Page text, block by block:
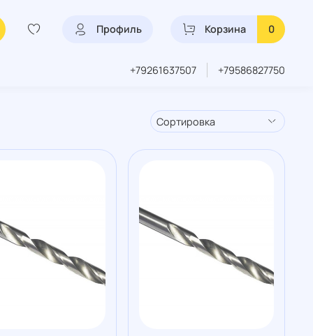
Профиль Корзина 0
+79261637507 +79586827750